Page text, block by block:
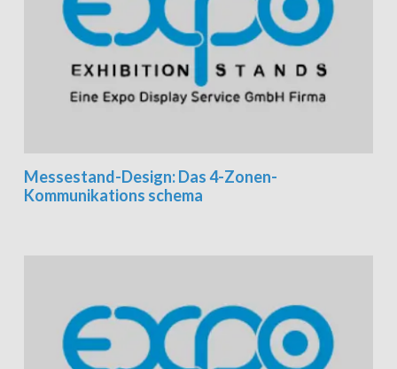
Messestand-Design: Das 4-Zonen-
Kommunikations schema